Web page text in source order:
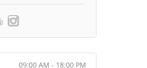
09:00 AM - 18:00 PM